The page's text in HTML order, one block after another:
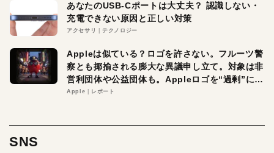
あなたのUSB-Cポートは大丈夫？ 認識しない・
充電できない原因と正しい対策
アクセサリ テクノロジー
Appleは似ている？ロゴを許さない。フルーツ警
察とも揶揄される膨大な異議申し立て。対象は非
営利団体や公益団体も。Appleロゴを“過剰”に守
る理由とは
Apple レポート
SNS